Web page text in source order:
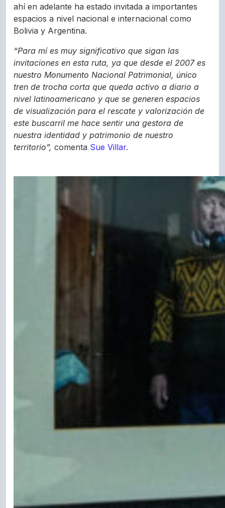
ahí en adelante ha estado invitada a importantes
espacios a nivel nacional e internacional como
Bolivia y Argentina.
“Para mí es muy significativo que sigan las
invitaciones en esta ruta, ya que desde el 2007 es
nuestro Monumento Nacional Patrimonial, único
tren de trocha corta que queda activo a diario a
nivel latinoamericano y que se generen espacios
de visualización para el rescate y valorización de
este buscarril me hace sentir una gestora de
nuestra identidad y patrimonio de nuestro
territorio”, comenta Sue Villar.